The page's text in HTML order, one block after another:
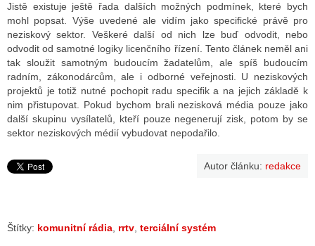
Jistě existuje ještě řada dalších možných podmínek, které bych
mohl popsat. Výše uvedené ale vidím jako specifické právě pro
neziskový sektor. Veškeré další od nich lze buď odvodit, nebo
odvodit od samotné logiky licenčního řízení. Tento článek neměl ani
tak sloužit samotným budoucím žadatelům, ale spíš budoucím
radním, zákonodárcům, ale i odborné veřejnosti. U neziskových
projektů je totiž nutné pochopit radu specifik a na jejich základě k
nim přistupovat. Pokud bychom brali nezisková média pouze jako
další skupinu vysílatelů, kteří pouze negenerují zisk, potom by se
sektor neziskových médií vybudovat nepodařilo.
Autor článku: redakce
Štítky: komunitní rádia rrtv terciální systém